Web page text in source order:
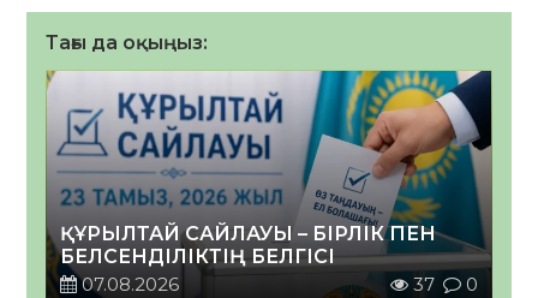
Тағы да оқыңыз:
ҚҰРЫЛТАЙ САЙЛАУЫ – БІРЛІК ПЕН
БЕЛСЕНДІЛІКТІҢ БЕЛГІСІ
07.08.2026
37 0